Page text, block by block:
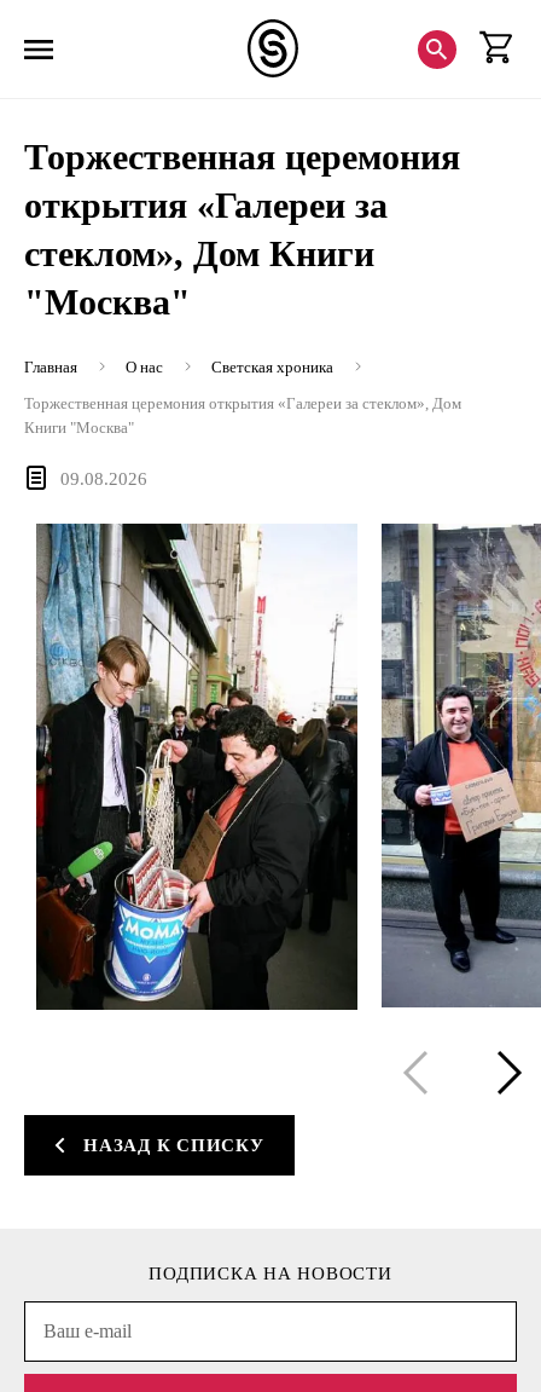
Торжественная церемония
открытия «Галереи за
стеклом», Дом Книги
"Москва"
Главная О нас
Светская хроника
Торжественная церемония открытия «Галереи за стеклом», Дом
Книги "Москва"
09.08.2026
НАЗАД К СПИСКУ
ПОДПИСКА НА НОВОСТИ